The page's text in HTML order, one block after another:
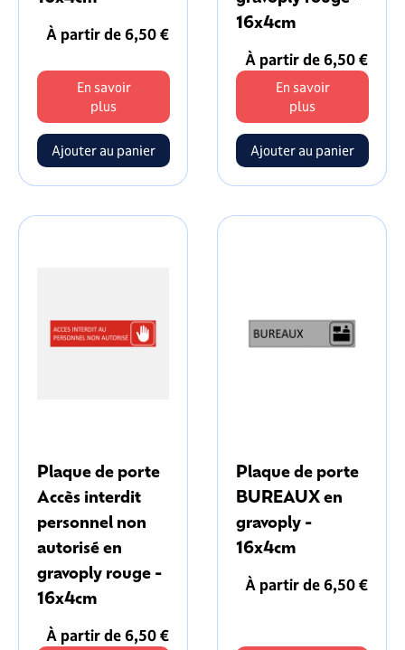
À partir de 6,50 €
En savoir
plus
16x4cm
À partir de 6,50 €
En savoir
plus
Plaque de porte
Accès interdit
personnel non
autorisé en
gravoply rouge -
16x4cm
À partir de 6,50 €
Plaque de porte
BUREAUX en
gravoply -
16x4cm
À partir de 6,50 €